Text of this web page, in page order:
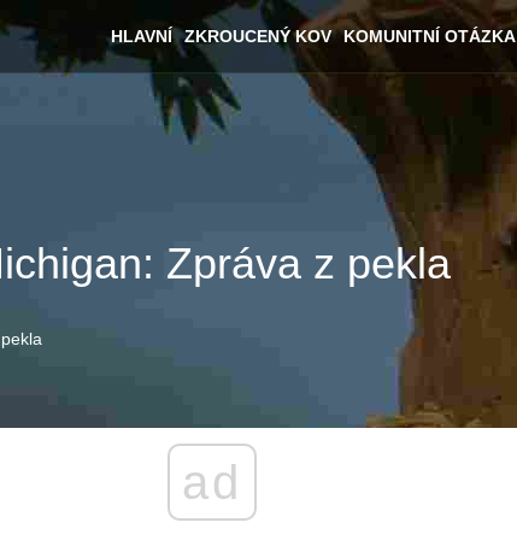
HLAVNÍ ZKROUCENÝ KOV KOMUNITNÍ OTÁZKA
Zpráva z pekla
ad